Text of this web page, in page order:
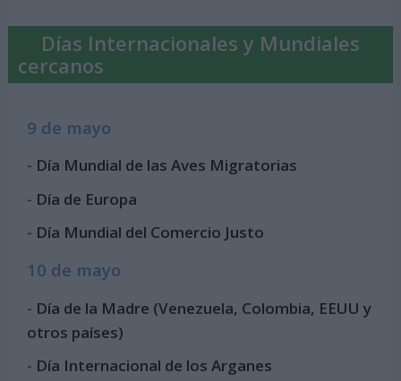
Días Internacionales y Mundiales
cercanos
9 de mayo
- Día Mundial de las Aves Migratorias
- Día de Europa
- Día Mundial del Comercio Justo
10 de mayo
- Día de la Madre (Venezuela, Colombia, EEUU y
otros países)
- Día Internacional de los Arganes